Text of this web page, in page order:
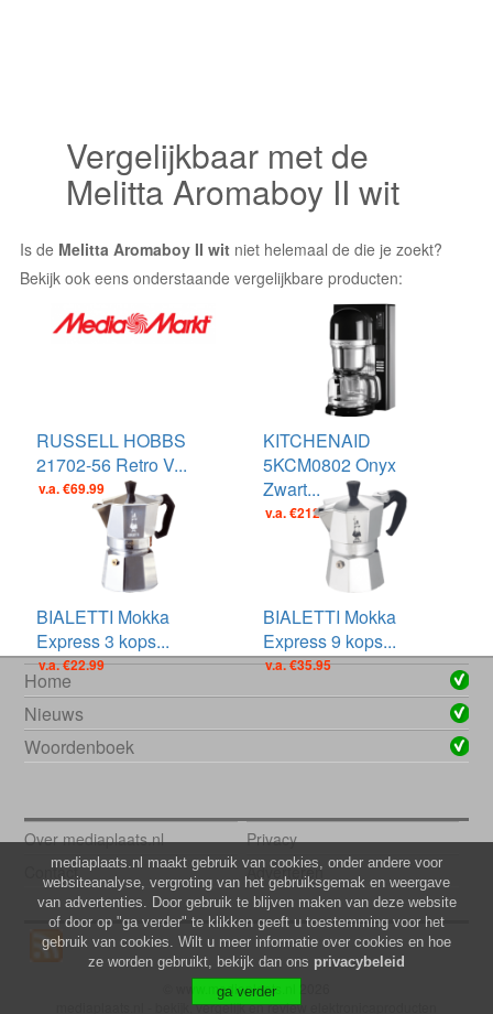
Vergelijkbaar met de
Melitta Aromaboy II wit
Is de Melitta Aromaboy II wit niet helemaal de die je zoekt?
Bekijk ook eens onderstaande vergelijkbare producten:
RUSSELL HOBBS
21702-56 Retro V...
v.a. €69.99
KITCHENAID
5KCM0802 Onyx
Zwart...
v.a. €212.00
BIALETTI Mokka
Express 3 kops...
v.a. €22.99
BIALETTI Mokka
Express 9 kops...
v.a. €35.95
Home
Nieuws
Woordenboek
Over mediaplaats.nl
Privacy
Contact
Adverteren
© www.mediaplaats.nl 2026
mediaplaats.nl - bekijk, vergelijk en review elektronicaproducten
mediaplaats.nl maakt gebruik van cookies, onder andere voor
websiteanalyse, vergroting van het gebruiksgemak en weergave
van advertenties. Door gebruik te blijven maken van deze website
of door op "ga verder" te klikken geeft u toestemming voor het
gebruik van cookies. Wilt u meer informatie over cookies en hoe
ze worden gebruikt, bekijk dan ons privacybeleid